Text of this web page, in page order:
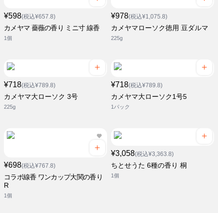
¥598(税込¥657.8)
カメヤマ 薔薇の香り ミニ寸 線香
1個
¥978(税込¥1,075.8)
カメヤマローソク徳用 豆ダルマ
225g
¥718(税込¥789.8)
カメヤマ大ローソク 3号
225g
¥718(税込¥789.8)
カメヤマ大ローソク1号5
1パック
¥698(税込¥767.8)
コラボ線香 ワンカップ大関の香り
R
1個
¥3,058(税込¥3,363.8)
ちとせうた 6種の香り 桐
1個